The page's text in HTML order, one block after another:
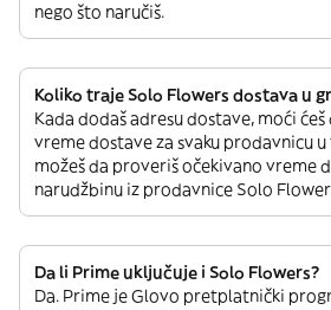
nego što naručiš.
Koliko traje Solo Flowers dostava u
Kada dodaš adresu dostave, moći
vreme dostave za svaku prodavnicu
možeš da proveriš očekivano vreme
narudžbinu iz prodavnice Solo
Da li Prime uključuje i Solo Flowers?
Da. Prime je Glovo pretplatnički